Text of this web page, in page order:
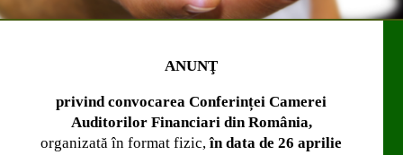
ANUNŢ
privind convocarea Conferinței Camerei
Auditorilor Financiari din România,
organizată în format fizic, în data de 26 aprilie